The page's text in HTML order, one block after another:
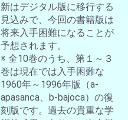
新はデジタル版に移行する
見込みで、今回の書籍版は
将来入手困難になることが
予想されます。
※ 全10巻のうち、第１～３
巻は現在では入手困難な
1960年～1996年版（a-
apasanca、b-bajoca）の復
刻版です。過去の貴重な学